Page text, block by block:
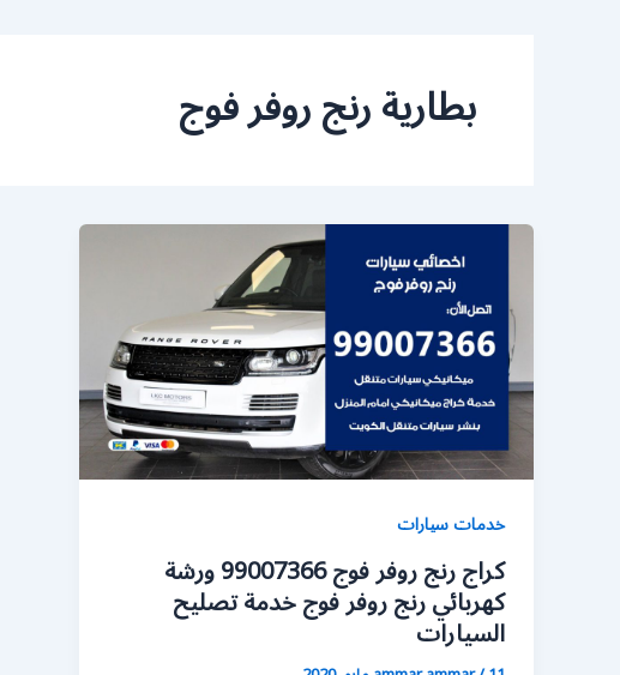
بطارية رنج روفر فوج
خدمات سيارات
كراج رنج روفر فوج 99007366 ورشة
كهربائي رنج روفر فوج خدمة تصليح
السيارات